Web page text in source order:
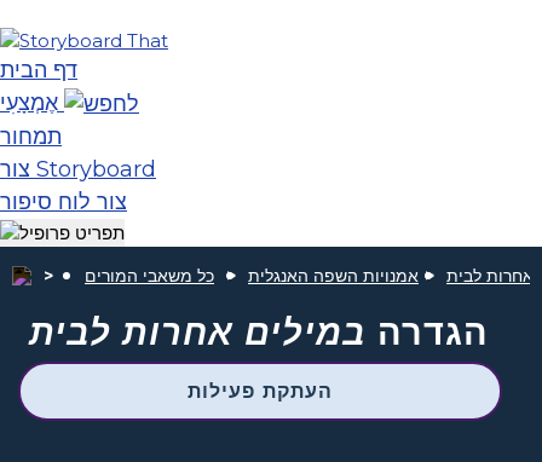
דף הבית
אֶמְצָעִי
תמחור
צור Storyboard
צור לוח סיפור
כל משאבי המורים אמנויות השפה האנגלית אחרות לבית
הגדרה במילים אחרות לבית
העתקת פעילות